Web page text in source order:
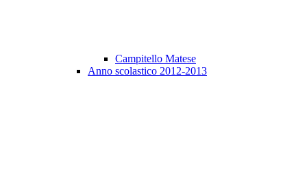
Campitello Matese
Anno scolastico 2012-2013